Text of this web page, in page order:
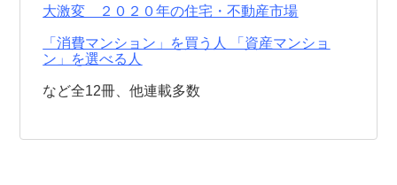
大激変 ２０２０年の住宅・不動産市場
「消費マンション」を買う人 「資産マンショ
ン」を選べる人
など全12冊、他連載多数